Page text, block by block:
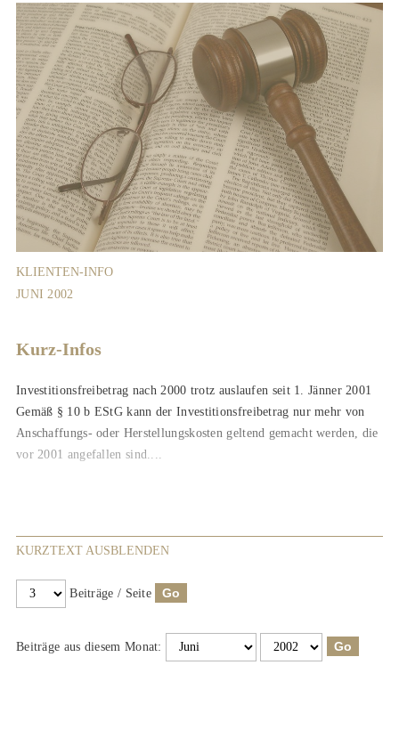
KLIENTEN-INFO
JUNI 2002
Kurz-Infos
Investitionsfreibetrag nach 2000 trotz auslaufen seit 1. Jänner 2001
Gemäß § 10 b EStG kann der Investitionsfreibetrag nur mehr von
Anschaffungs- oder Herstellungskosten geltend gemacht werden, die
vor 2001 angefallen sind....
KURZTEXT AUSBLENDEN
Beiträge / Seite
Beiträge aus diesem Monat: